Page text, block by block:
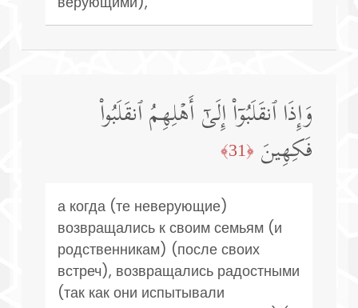
وَإِذَا ٱنقَلَبُوۤا۟ إِلَىٰۤ أَهۡلِهِمُ ٱنقَلَبُوا۟
فَكِهِینَ ﴿31﴾
а когда (те неверующие)
возвращались к своим семьям (и
родственникам) (после своих
встреч), возвращались радостными
(так как они испытывали